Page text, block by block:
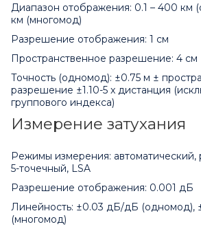
Диапазон отображения: 0.1 – 400 км
км (многомод)
Разрешение отображения: 1 см
Пространственное разрешение: 4 см
Точность (одномод): ±0.75 м ±
разрешение ±1.10-5 x дистанция
группового индекса)
Измерение затухания
Режимы измерения: автоматический,
5-точечный, LSA
Разрешение отображения: 0.001 дБ
Линейность: ±0.03 дБ/дБ (одномод),
(многомод)